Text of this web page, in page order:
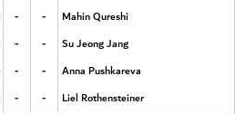
- -
Mahin Qureshi
- -
Su Jeong Jang
- -
Anna Pushkareva
- - Liel Rothensteiner